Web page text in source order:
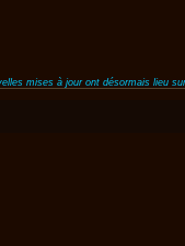
mises à jour ont désormais lieu